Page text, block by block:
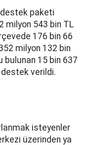
destek paketi
milyon 543 bin TL
176 bin 66
milyon 132 bin
bulunan 15 bin 637
verildi.
isteyenler
üzerinden ya